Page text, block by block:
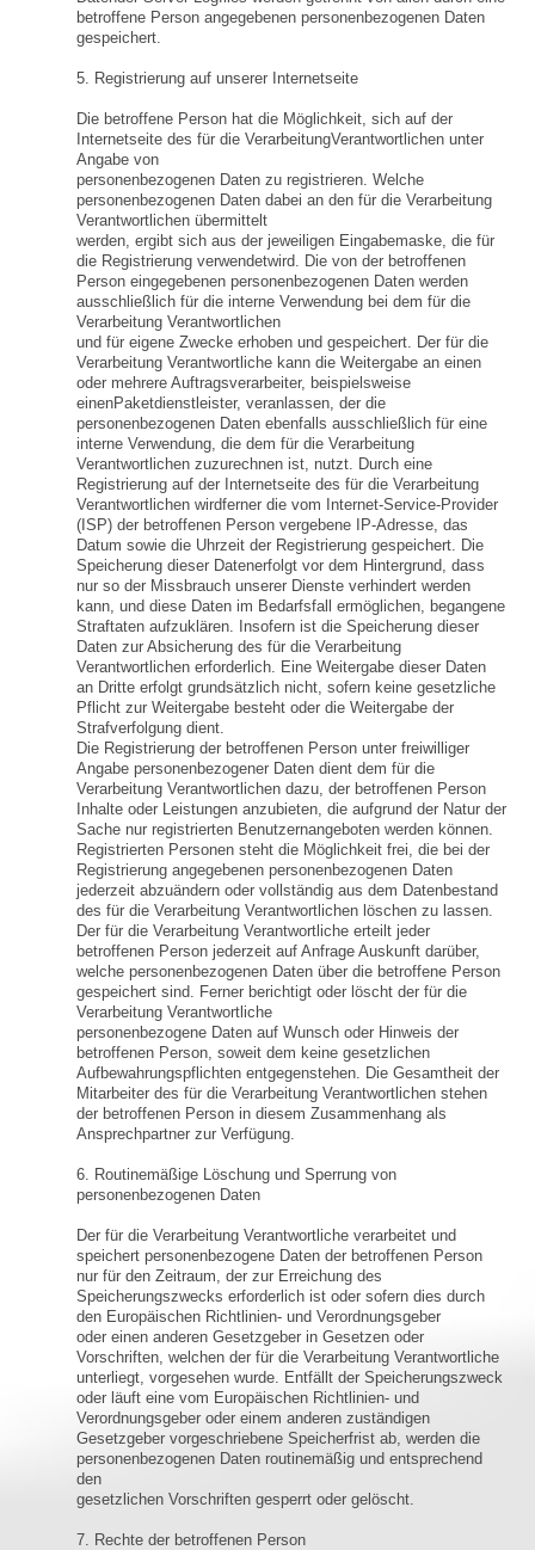
betroffene Person angegebenen personenbezogenen Daten
gespeichert.
5. Registrierung auf unserer Internetseite
Die betroffene Person hat die Möglichkeit, sich auf der
Internetseite des für die VerarbeitungVerantwortlichen unter
Angabe von
personenbezogenen Daten zu registrieren. Welche
personenbezogenen Daten dabei an den für die Verarbeitung
Verantwortlichen übermittelt
werden, ergibt sich aus der jeweiligen Eingabemaske, die für
die Registrierung verwendetwird. Die von der betroffenen
Person eingegebenen personenbezogenen Daten werden
ausschließlich für die interne Verwendung bei dem für die
Verarbeitung Verantwortlichen
und für eigene Zwecke erhoben und gespeichert. Der für die
Verarbeitung Verantwortliche kann die Weitergabe an einen
oder mehrere Auftragsverarbeiter, beispielsweise
einenPaketdienstleister, veranlassen, der die
personenbezogenen Daten ebenfalls ausschließlich für eine
interne Verwendung, die dem für die Verarbeitung
Verantwortlichen zuzurechnen ist, nutzt. Durch eine
Registrierung auf der Internetseite des für die Verarbeitung
Verantwortlichen wirdferner die vom Internet-Service-Provider
(ISP) der betroffenen Person vergebene IP-Adresse, das
Datum sowie die Uhrzeit der Registrierung gespeichert. Die
Speicherung dieser Datenerfolgt vor dem Hintergrund, dass
nur so der Missbrauch unserer Dienste verhindert werden
kann, und diese Daten im Bedarfsfall ermöglichen, begangene
Straftaten aufzuklären. Insofern ist die Speicherung dieser
Daten zur Absicherung des für die Verarbeitung
Verantwortlichen erforderlich. Eine Weitergabe dieser Daten
an Dritte erfolgt grundsätzlich nicht, sofern keine gesetzliche
Pflicht zur Weitergabe besteht oder die Weitergabe der
Strafverfolgung dient.
Die Registrierung der betroffenen Person unter freiwilliger
Angabe personenbezogener Daten dient dem für die
Verarbeitung Verantwortlichen dazu, der betroffenen Person
Inhalte oder Leistungen anzubieten, die aufgrund der Natur der
Sache nur registrierten Benutzernangeboten werden können.
Registrierten Personen steht die Möglichkeit frei, die bei der
Registrierung angegebenen personenbezogenen Daten
jederzeit abzuändern oder vollständig aus dem Datenbestand
des für die Verarbeitung Verantwortlichen löschen zu lassen.
Der für die Verarbeitung Verantwortliche erteilt jeder
betroffenen Person jederzeit auf Anfrage Auskunft darüber,
welche personenbezogenen Daten über die betroffene Person
gespeichert sind. Ferner berichtigt oder löscht der für die
Verarbeitung Verantwortliche
personenbezogene Daten auf Wunsch oder Hinweis der
betroffenen Person, soweit dem keine gesetzlichen
Aufbewahrungspflichten entgegenstehen. Die Gesamtheit der
Mitarbeiter des für die Verarbeitung Verantwortlichen stehen
der betroffenen Person in diesem Zusammenhang als
Ansprechpartner zur Verfügung.
6. Routinemäßige Löschung und Sperrung von
personenbezogenen Daten
Der für die Verarbeitung Verantwortliche verarbeitet und
speichert personenbezogene Daten der betroffenen Person
nur für den Zeitraum, der zur Erreichung des
Speicherungszwecks erforderlich ist oder sofern dies durch
den Europäischen Richtlinien- und Verordnungsgeber
oder einen anderen Gesetzgeber in Gesetzen oder
Vorschriften, welchen der für die Verarbeitung Verantwortliche
unterliegt, vorgesehen wurde. Entfällt der Speicherungszweck
oder läuft eine vom Europäischen Richtlinien- und
Verordnungsgeber oder einem anderen zuständigen
Gesetzgeber vorgeschriebene Speicherfrist ab, werden die
personenbezogenen Daten routinemäßig und entsprechend
den
gesetzlichen Vorschriften gesperrt oder gelöscht.
7. Rechte der betroffenen Person